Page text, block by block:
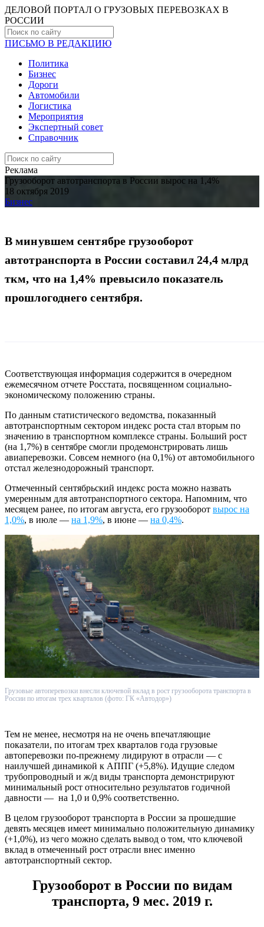
ДЕЛОВОЙ ПОРТАЛ О ГРУЗОВЫХ ПЕРЕВОЗКАХ В
РОCСИИ
ПИСЬМО В РЕДАКЦИЮ
Политика
Бизнес
Дороги
Автомобили
Логистика
Мероприятия
Экспертный совет
Справочник
Реклама
Грузооборот автотранспорта в России вырос на 1,4%
18 октября 2019
Бизнес
В минувшем сентябре грузооборот
автотранспорта в России составил 24,4 млрд
ткм, что на 1,4% превысило показатель
прошлогоднего сентября.
Соответствующая информация содержится в очередном
ежемесячном отчете Росстата, посвященном социально-
экономическому положению страны.
По данным статистического ведомства, показанный
автотранспортным сектором индекс роста стал вторым по
значению в транспортном комплексе страны. Больший рост
(на 1,7%) в сентябре смогли продемонстрировать лишь
авиаперевозки. Совсем немного (на 0,1%) от автомобильного
отстал железнодорожный транспорт.
Отмеченный сентябрьский индекс роста можно назвать
умеренным для автотранспортного сектора. Напомним, что
месяцем ранее, по итогам августа, его грузооборот вырос на
1,0%, в июле — на 1,9%, в июне — на 0,4%.
Грузовые автоперевозки внесли ключевой вклад в рост грузооборота транспорта в
России по итогам трех кварталов (фото: ГК «Автодор»)
Тем не менее, несмотря на не очень впечатляющие
показатели, по итогам трех кварталов года грузовые
автоперевозки по-прежнему лидируют в отрасли — с
наилучшей динамикой к АППГ (+5,8%). Идущие следом
трубопроводный и ж/д виды транспорта демонстрируют
минимальный рост относительно результатов годичной
давности — на 1,0 и 0,9% соответственно.
В целом грузооборот транспорта в России за прошедшие
девять месяцев имеет минимально положительную динамику
(+1,0%), из чего можно сделать вывод о том, что ключевой
вклад в отмеченный рост отрасли внес именно
автотранспортный сектор.
Грузооборот в России по видам
транспорта, 9 мес. 2019 г.